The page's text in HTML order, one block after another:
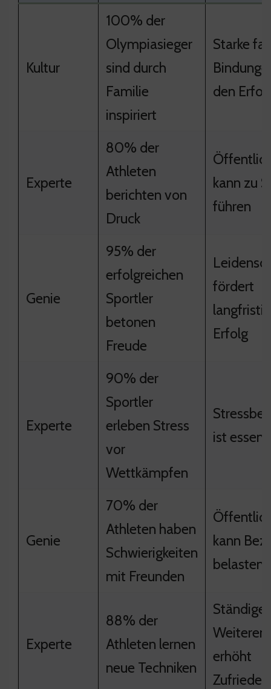
Kultur
100% der
Olympiasieger
sind durch
Familie
inspiriert
Starke
den
Experte
80% der
Athleten
berichten von
Druck
kann zu
führen
Genie
95% der
erfolgreichen
Sportler
betonen
Freude
fördert
Erfolg
Experte
90% der
Sportler
erleben Stress
vor
Wettkämpfen
ist
Genie
70% der
Athleten haben
Schwierigkeiten
mit Freunden
kann
belasten
Experte
88% der
Athleten lernen
neue Techniken
Ständige
erhöht